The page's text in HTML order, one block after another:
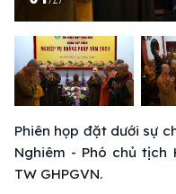
Phiên họp đặt dưới sự
Nghiêm - Phó chủ tịch
TW GHPGVN.